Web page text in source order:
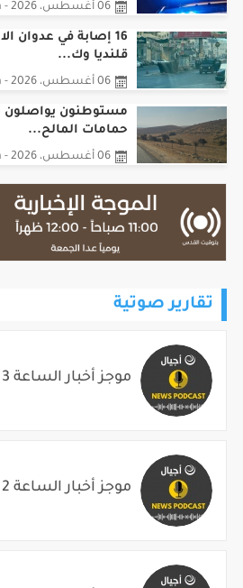
06 أغسطس، 2026 - 03:08pm
16 إصابة في عدوان
قلنديا وك...
06 أغسطس، 2026 - 01:08pm
مستوطنون يواصلون
حمامات المالح...
06 أغسطس، 2026 - 11:08am
تقارير صوتية
موجز أخبار الساعة 3 م 2026/08/06
موجز أخبار الساعة 2 م 2026/08/06